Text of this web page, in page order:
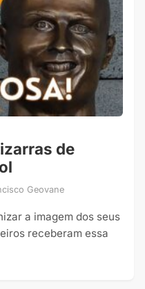
de
Geovane
a imagem dos seus
receberam essa